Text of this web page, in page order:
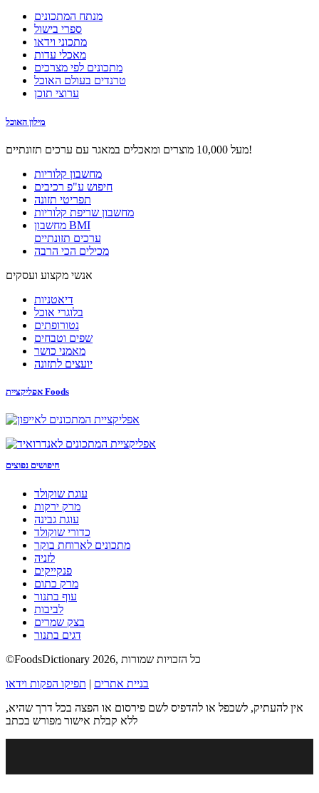
מנתח המתכונים
ספרי בישול
מתכוני וידאו
מאכלי עדות
מתכונים לפי מצרכים
טרנדים בעולם האוכל
ערוצי תוכן
מילון האוכל
מעל 10,000 מוצרים ומאכלים במאגר עם ערכים תזונתיים!
מחשבון קלוריות
חיפוש ע"פ רכיבים
תפריטי תזונה
מחשבון שריפת קלוריות
מחשבון BMI
ערכים תזונתיים
מכילים הכי הרבה
אנשי מקצוע ועסקים
דיאטניות
בלוגרי אוכל
נטורופתים
שפים וטבחים
מאמני כושר
יועצים לתזונה
אפליקציית Foods
חיפושים נפוצים
עוגת שוקולד
מרק ירקות
עוגת גבינה
כדורי שוקולד
מתכונים לארוחת בוקר
לזניה
פנקייקים
מרק כתום
עוף בתנור
לביבות
בצק שמרים
דגים בתנור
©FoodsDictionary 2026, כל הזכויות שמורות
בניית אתרים | תפיקו הפקות וידאו
אין להעתיק, לשכפל או להדפיס לשם פירסום או הפצה בכל דרך שהיא,
ללא קבלת אישור מפורש בכתב